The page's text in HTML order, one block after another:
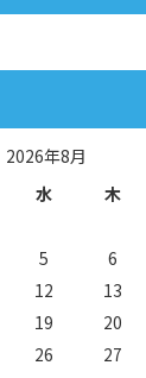
2026年8月
水 木
5 6
12 13
19 20
26 27